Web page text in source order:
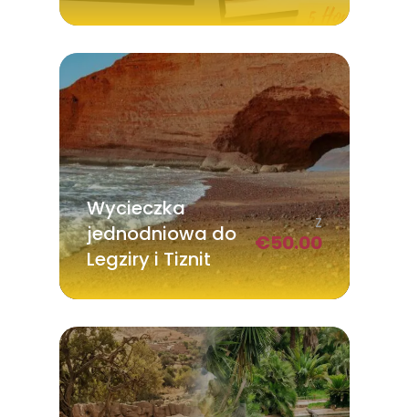
Wycieczka
jednodniowa do
Legziry i Tiznit
Z
€50.00